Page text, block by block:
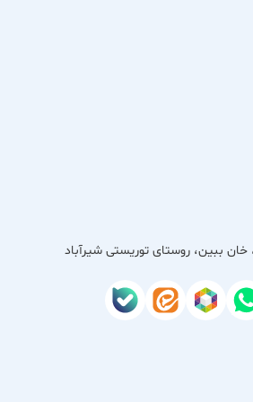
ببین، روستای توریستی شیرآباد